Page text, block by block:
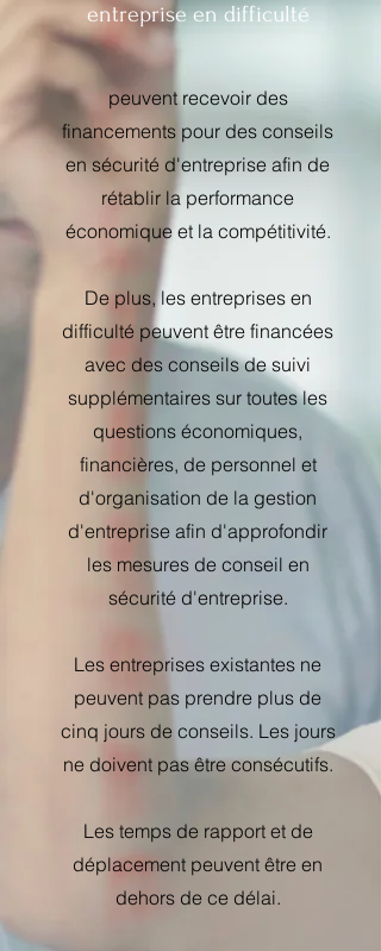
entreprise en difficulté
peuvent recevoir des
financements pour des conseils
en sécurité d'entreprise afin de
rétablir la performance
économique et la compétitivité.
De plus, les entreprises en
difficulté peuvent être financées
avec des conseils de suivi
supplémentaires sur toutes les
questions économiques,
financières, de personnel et
d'organisation de la gestion
d'entreprise afin d'approfondir
les mesures de conseil en
sécurité d'entreprise.
Les entreprises existantes ne
peuvent pas prendre plus de
cinq jours de conseils. Les jours
ne doivent pas être consécutifs.
Les temps de rapport et de
déplacement peuvent être en
dehors de ce délai.